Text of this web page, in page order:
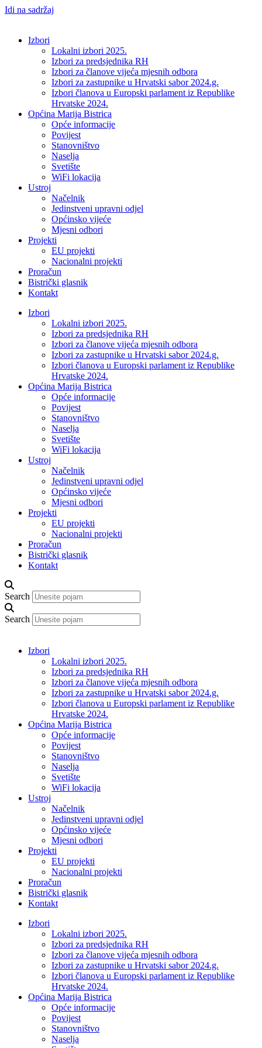
Idi na sadržaj
Izbori
Lokalni izbori 2025.
Izbori za predsjednika RH
Izbori za članove vijeća mjesnih odbora
Izbori za zastupnike u Hrvatski sabor 2024.g.
Izbori članova u Europski parlament iz Republike
Hrvatske 2024.
Općina Marija Bistrica
Opće informacije
Povijest
Stanovništvo
Naselja
Svetište
WiFi lokacija
Ustroj
Načelnik
Jedinstveni upravni odjel
Općinsko vijeće
Mjesni odbori
Projekti
EU projekti
Nacionalni projekti
Proračun
Bistrički glasnik
Kontakt
Izbori
Lokalni izbori 2025.
Izbori za predsjednika RH
Izbori za članove vijeća mjesnih odbora
Izbori za zastupnike u Hrvatski sabor 2024.g.
Izbori članova u Europski parlament iz Republike
Hrvatske 2024.
Općina Marija Bistrica
Opće informacije
Povijest
Stanovništvo
Naselja
Svetište
WiFi lokacija
Ustroj
Načelnik
Jedinstveni upravni odjel
Općinsko vijeće
Mjesni odbori
Projekti
EU projekti
Nacionalni projekti
Proračun
Bistrički glasnik
Kontakt
Search
Search
Izbori
Lokalni izbori 2025.
Izbori za predsjednika RH
Izbori za članove vijeća mjesnih odbora
Izbori za zastupnike u Hrvatski sabor 2024.g.
Izbori članova u Europski parlament iz Republike
Hrvatske 2024.
Općina Marija Bistrica
Opće informacije
Povijest
Stanovništvo
Naselja
Svetište
WiFi lokacija
Ustroj
Načelnik
Jedinstveni upravni odjel
Općinsko vijeće
Mjesni odbori
Projekti
EU projekti
Nacionalni projekti
Proračun
Bistrički glasnik
Kontakt
Izbori
Lokalni izbori 2025.
Izbori za predsjednika RH
Izbori za članove vijeća mjesnih odbora
Izbori za zastupnike u Hrvatski sabor 2024.g.
Izbori članova u Europski parlament iz Republike
Hrvatske 2024.
Općina Marija Bistrica
Opće informacije
Povijest
Stanovništvo
Naselja